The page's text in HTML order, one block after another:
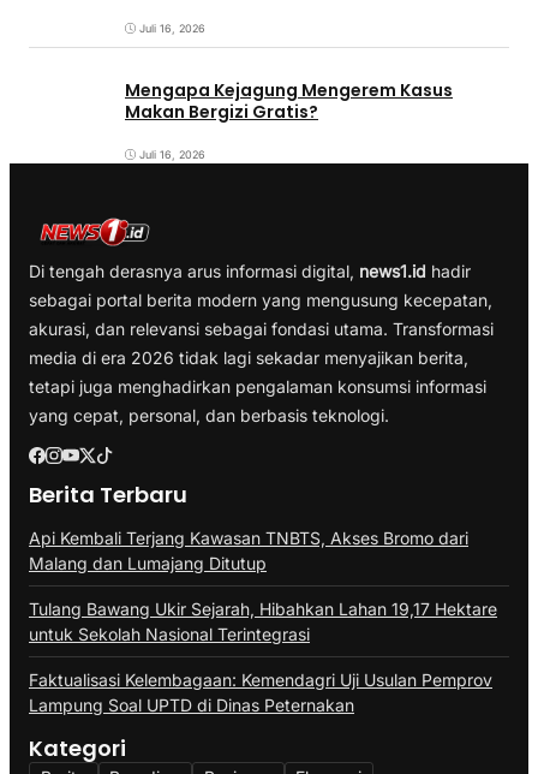
Juli 16, 2026
Mengapa Kejagung Mengerem Kasus
Makan Bergizi Gratis?
Juli 16, 2026
Di tengah derasnya arus informasi digital, news1.id hadir
sebagai portal berita modern yang mengusung kecepatan,
akurasi, dan relevansi sebagai fondasi utama. Transformasi
media di era 2026 tidak lagi sekadar menyajikan berita,
tetapi juga menghadirkan pengalaman konsumsi informasi
yang cepat, personal, dan berbasis teknologi.
Berita Terbaru
Api Kembali Terjang Kawasan TNBTS, Akses Bromo dari
Malang dan Lumajang Ditutup
Tulang Bawang Ukir Sejarah, Hibahkan Lahan 19,17 Hektare
untuk Sekolah Nasional Terintegrasi
Faktualisasi Kelembagaan: Kemendagri Uji Usulan Pemprov
Lampung Soal UPTD di Dinas Peternakan
Kategori